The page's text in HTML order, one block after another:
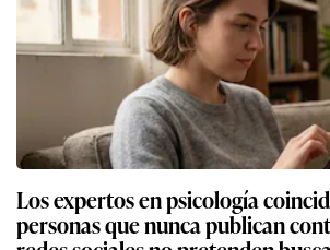
Los expertos en psicología
personas que nunca publican